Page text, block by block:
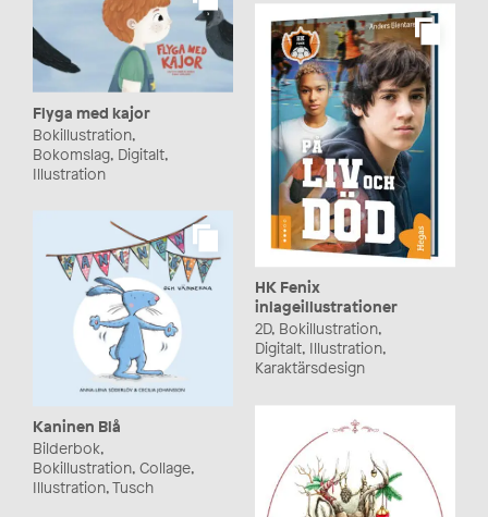
Flyga med kajor
Bokillustration,
Bokomslag, Digitalt,
Illustration
HK Fenix
inlageillustrationer
2D, Bokillustration,
Digitalt, Illustration,
Karaktärsdesign
Kaninen Blå
Bilderbok,
Bokillustration, Collage,
Illustration, Tusch